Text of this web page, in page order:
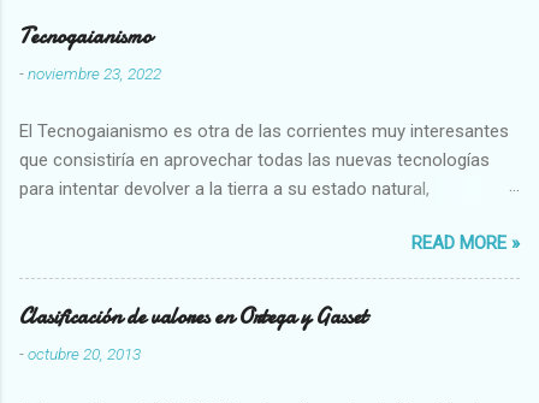
Tecnogaianismo
-noviembre 23, 2022
El Tecnogaianismo es otra de las corrientes muy interesantes
que consistiría en aprovechar todas las nuevas tecnologías
para intentar devolver a la tierra a su estado natural,
READ MORE »
Clasificación de valores en Ortega y Gasset
-octubre 20, 2013